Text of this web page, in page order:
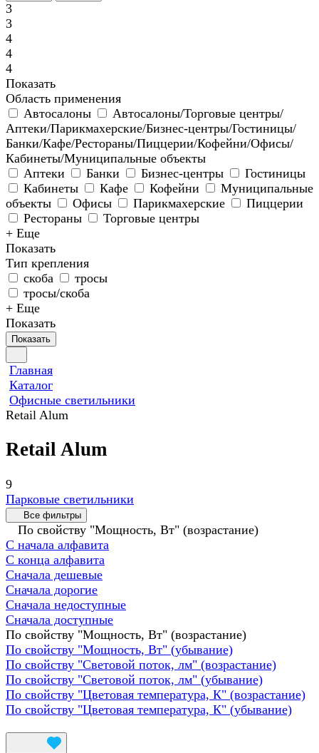
3
3
4
4
4
Показать
Область применения
Автосалоны
Автосалоны/Торговые центры/
Аптеки/Парикмахерские/Бизнес-центры/Гостиницы/
Банки/Кафе/Рестораны/Пиццерии/Кофейни/Офисы/
Кабинеты/Муниципальные объекты
Аптеки
Банки Бизнес-центры
Гостиницы
Кабинеты
Кафе Кофейни
Муниципальные
объекты
Офисы Парикмахерские
Пиццерии
Рестораны
Торговые центры
+ Еще
Показать
Тип крепления
скоба
тросы
тросы/скоба
+ Еще
Показать
Показать
Главная
Каталог
Офисные светильники
Retail Alum
Retail Alum
9
Парковые светильники
Все фильтры
По свойству "Мощность, Вт" (возрастание)
С начала алфавита
С конца алфавита
Сначала дешевые
Сначала дорогие
Сначала недоступные
Сначала доступные
По свойству "Мощность, Вт" (возрастание)
По свойству "Мощность, Вт" (убывание)
По свойству "Световой поток, лм" (возрастание)
По свойству "Световой поток, лм" (убывание)
По свойству "Цветовая температура, К" (возрастание)
По свойству "Цветовая температура, К" (убывание)